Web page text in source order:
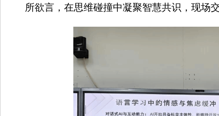
所欲言，在思维碰撞中凝聚智慧共识，现场